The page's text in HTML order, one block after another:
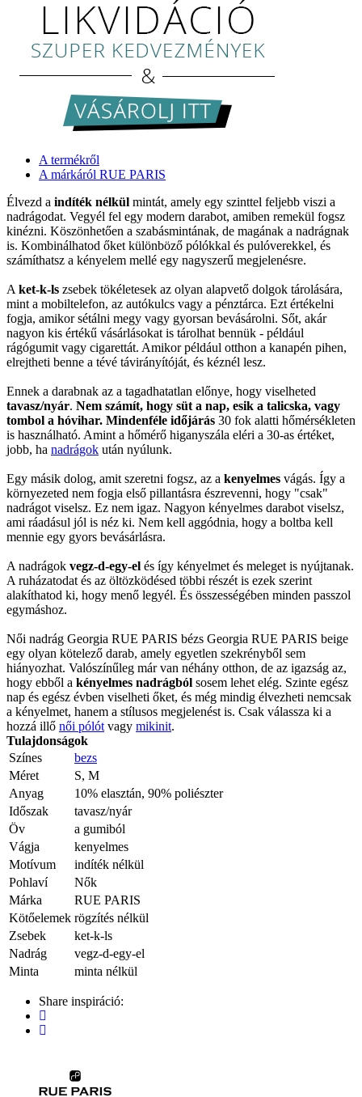
A termékről
A márkáról RUE PARIS
Élvezd a indíték nélkül mintát, amely egy szinttel feljebb viszi a
nadrágodat. Vegyél fel egy modern darabot, amiben remekül fogsz
kinézni. Köszönhetően a szabásmintának, de magának a nadrágnak
is. Kombinálhatod őket különböző pólókkal és pulóverekkel, és
számíthatsz a kényelem mellé egy nagyszerű megjelenésre.
A ket-k-ls zsebek tökéletesek az olyan alapvető dolgok tárolására,
mint a mobiltelefon, az autókulcs vagy a pénztárca. Ezt értékelni
fogja, amikor sétálni megy vagy gyorsan bevásárolni. Sőt, akár
nagyon kis értékű vásárlásokat is tárolhat bennük - például
rágógumit vagy cigarettát. Amikor például otthon a kanapén pihen,
elrejtheti benne a tévé távirányítóját, és kéznél lesz.
Ennek a darabnak az a tagadhatatlan előnye, hogy viselheted
tavasz/nyár. Nem számít, hogy süt a nap, esik a talicska, vagy
tombol a hóvihar. Mindenféle időjárás 30 fok alatti hőmérsékleten
is használható. Amint a hőmérő higanyszála eléri a 30-as értéket,
jobb, ha nadrágok után nyúlunk.
Egy másik dolog, amit szeretni fogsz, az a kenyelmes vágás. Így a
környezeted nem fogja első pillantásra észrevenni, hogy "csak"
nadrágot viselsz. Ez nem igaz. Nagyon kényelmes darabot viselsz,
ami ráadásul jól is néz ki. Nem kell aggódnia, hogy a boltba kell
mennie egy gyors bevásárlásra.
A nadrágok vegz-d-egy-el és így kényelmet és meleget is nyújtanak.
A ruházatodat és az öltözködésed többi részét is ezek szerint
alakíthatod ki, hogy menő legyél. És összességében minden passzol
egymáshoz.
Női nadrág Georgia RUE PARIS bézs Georgia RUE PARIS beige
egy olyan kötelező darab, amely egyetlen szekrényből sem
hiányozhat. Valószínűleg már van néhány otthon, de az igazság az,
hogy ebből a kényelmes nadrágból sosem lehet elég. Szinte egész
nap és egész évben viselheti őket, és még mindig élvezheti nemcsak
a kényelmet, hanem a stílusos megjelenést is. Csak válassza ki a
hozzá illő női pólót vagy mikinit.
Tulajdonságok
Színes
bezs
Méret
S, M
Anyag
10% elasztán, 90% poliészter
Időszak
tavasz/nyár
Öv
a gumiból
Vágja
kenyelmes
Motívum
indíték nélkül
Pohlaví
Nők
Márka
RUE PARIS
Kötőelemek rögzítés nélkül
Zsebek
ket-k-ls
Nadrág
vegz-d-egy-el
Minta
minta nélkül
Share inspiráció: